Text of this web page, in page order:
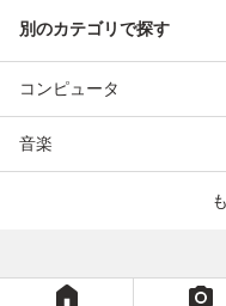
別のカテゴリで探す
コンピュータ
音楽